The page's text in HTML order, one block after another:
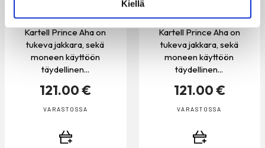
Kiellä
Kartell Prince Aha on
tukeva jakkara, sekä
moneen käyttöön
täydellinen...
121.00 €
VARASTOSSA
Kartell Prince Aha on
tukeva jakkara, sekä
moneen käyttöön
täydellinen...
121.00 €
VARASTOSSA